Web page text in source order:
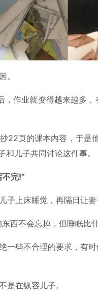
。
，作业就变得越来越多
22页的课本内容，于是
和儿子共同讨论这件事。
完!”
子上床睡觉，再隔日让妻
西不会忘掉，但睡眠比
一些不合理的要求，有
是在纵容儿子。